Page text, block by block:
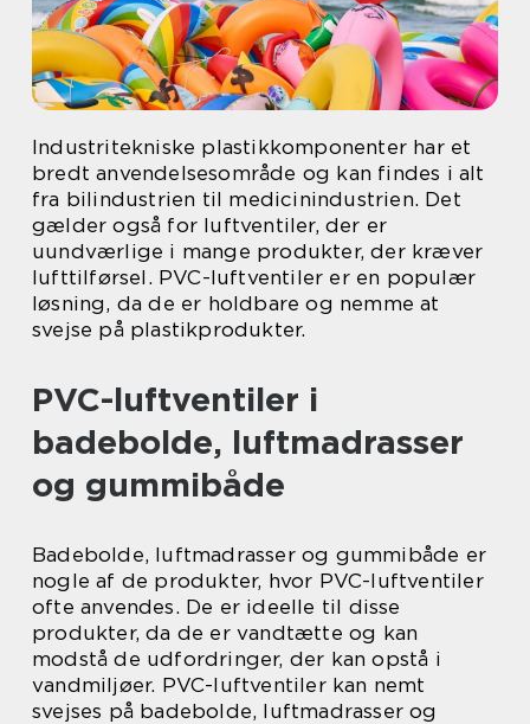
Industritekniske plastikkomponenter har et
bredt anvendelsesområde og kan findes i alt
fra bilindustrien til medicinindustrien. Det
gælder også for luftventiler, der er
uundværlige i mange produkter, der kræver
lufttilførsel. PVC-luftventiler er en populær
løsning, da de er holdbare og nemme at
svejse på plastikprodukter.
PVC-luftventiler i
badebolde, luftmadrasser
og gummibåde
Badebolde, luftmadrasser og gummibåde er
nogle af de produkter, hvor PVC-luftventiler
ofte anvendes. De er ideelle til disse
produkter, da de er vandtætte og kan
modstå de udfordringer, der kan opstå i
vandmiljøer. PVC-luftventiler kan nemt
svejses på badebolde, luftmadrasser og